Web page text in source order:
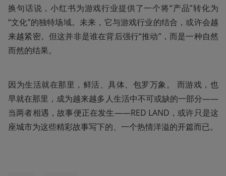
换句话说，小红书为游戏行业提供了一个将“产品”转化为
“文化”的独特场域。未来，它与游戏行业的结合，或许会越
来越紧密。但这并非是谁在背后强行“推动”，而是一种自然
而然的结果。
因为生活就在那里，鲜活、具体、包罗万象。 而游戏，也
早就在那里，成为越来越多人生活中不可或缺的一部分——
当两者相遇，故事便正在发生——RED LAND，或许只是这
座城市为这些精彩故事写下的、一个热情洋溢的开篇而已。